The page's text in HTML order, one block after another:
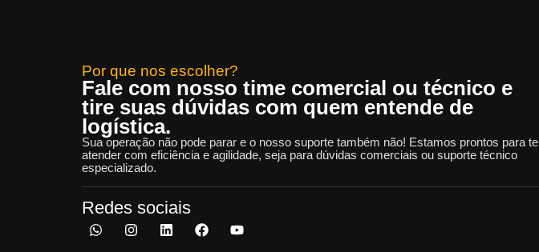
Por que nos escolher?
Fale com nosso time comercial ou técnico e
tire suas dúvidas com quem entende de
logística.
Sua operação não pode parar e o nosso suporte também não! Estamos prontos para te
atender com eficiência e agilidade, seja para dúvidas comerciais ou suporte técnico
especializado.
Redes sociais